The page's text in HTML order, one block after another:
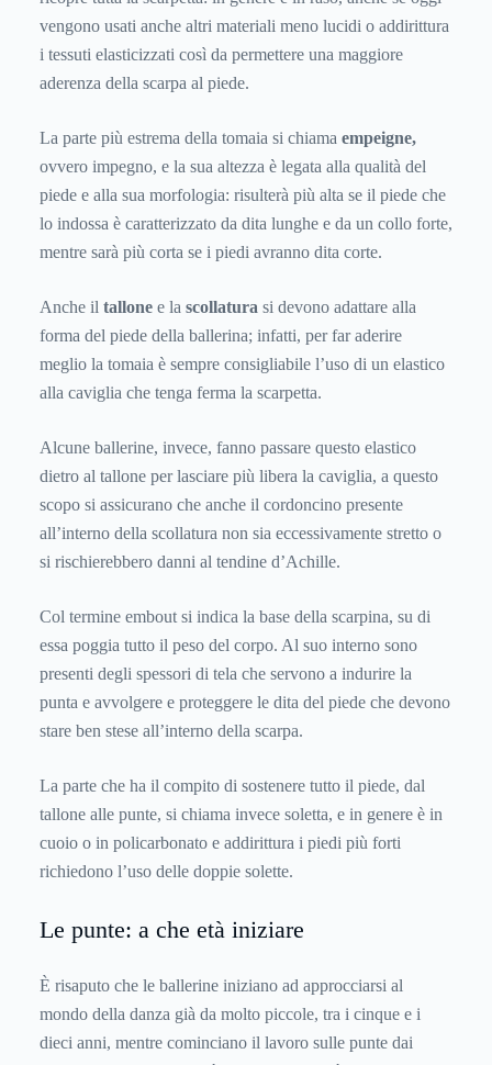
vengono usati anche altri materiali meno lucidi o addirittura
i tessuti elasticizzati così da permettere una maggiore
aderenza della scarpa al piede.
La parte più estrema della tomaia si chiama empeigne,
ovvero impegno, e la sua altezza è legata alla qualità del
piede e alla sua morfologia: risulterà più alta se il piede che
lo indossa è caratterizzato da dita lunghe e da un collo forte,
mentre sarà più corta se i piedi avranno dita corte.
Anche il tallone e la scollatura si devono adattare alla
forma del piede della ballerina; infatti, per far aderire
meglio la tomaia è sempre consigliabile l’uso di un elastico
alla caviglia che tenga ferma la scarpetta.
Alcune ballerine, invece, fanno passare questo elastico
dietro al tallone per lasciare più libera la caviglia, a questo
scopo si assicurano che anche il cordoncino presente
all’interno della scollatura non sia eccessivamente stretto o
si rischierebbero danni al tendine d’Achille.
Col termine embout si indica la base della scarpina, su di
essa poggia tutto il peso del corpo. Al suo interno sono
presenti degli spessori di tela che servono a indurire la
punta e avvolgere e proteggere le dita del piede che devono
stare ben stese all’interno della scarpa.
La parte che ha il compito di sostenere tutto il piede, dal
tallone alle punte, si chiama invece soletta, e in genere è in
cuoio o in policarbonato e addirittura i piedi più forti
richiedono l’uso delle doppie solette.
Le punte: a che età iniziare
È risaputo che le ballerine iniziano ad approcciarsi al
mondo della danza già da molto piccole, tra i cinque e i
dieci anni, mentre cominciano il lavoro sulle punte dai